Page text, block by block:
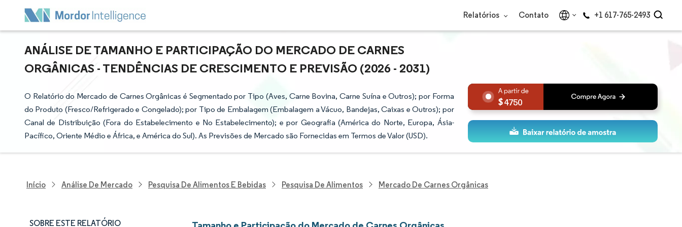
Relatórios Contato +1 617-765-2493
ANÁLISE DE TAMANHO E PARTICIPAÇÃO DO MERCADO DE CARNES
ORGÂNICAS - TENDÊNCIAS DE CRESCIMENTO E PREVISÃO (2026 - 2031)
O Relatório do Mercado de Carnes Orgânicas é Segmentado por Tipo (Aves, Carne Bovina, Carne Suína e Outros); por Forma
do Produto (Fresco/Refrigerado e Congelado); por Tipo de Embalagem (Embalagem a Vácuo, Bandejas, Caixas e Outros); por
Canal de Distribuição (Fora do Estabelecimento e No Estabelecimento); e por Geografia (América do Norte, Europa, Ásia-
Pacífico, Oriente Médio e África, e América do Sul). As Previsões de Mercado são Fornecidas em Termos de Valor (USD).
4750
Início Análise De Mercado Pesquisa De Alimentos E Bebidas Pesquisa De Alimentos Mercado De Carnes Orgânicas
SOBRE ESTE RELATÓRIO